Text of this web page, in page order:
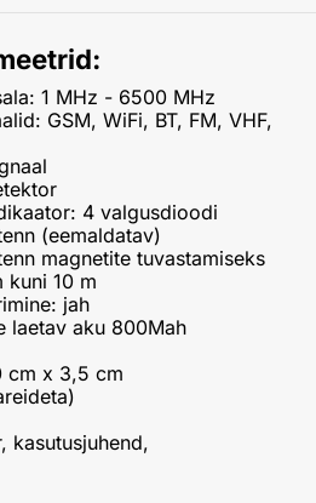
1 MHz - 6500 MHz
GSM, WiFi, BT, FM, VHF,
4 valgusdioodi
(eemaldatav)
magnetite tuvastamiseks
kuni 10 m
jah
laetav aku 800Mah
cm x 3,5 cm
kasutusjuhend,